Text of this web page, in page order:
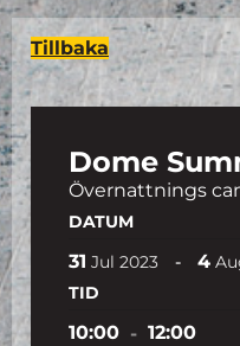
Tillbaka
Dome
Övernattnings
DATUM
31 Jul 2023 - 4
TID
10:00 - 12:00